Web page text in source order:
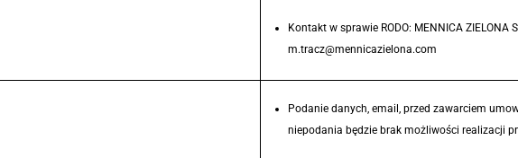
Kontakt w sprawie RODO: MENNICA
m.tracz@mennicazielona.com
Podanie danych, email, przed zawarciem
niepodania będzie brak możliwości realizacji